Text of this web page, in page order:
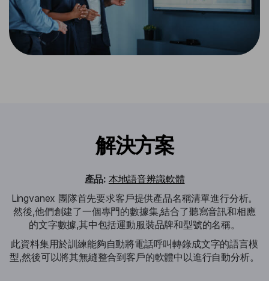
解決方案
產品: 本地語音辨識軟體
Lingvanex 團隊首先要求客戶提供產品名稱清單進行分析。
然後,他們創建了一個專門的數據集,結合了聽寫音訊和相應
的文字數據,其中包括運動服裝品牌和型號的名稱。
此資料集用於訓練能夠自動將電話呼叫轉錄成文字的語言模
型,然後可以將其無縫整合到客戶的軟體中以進行自動分析。